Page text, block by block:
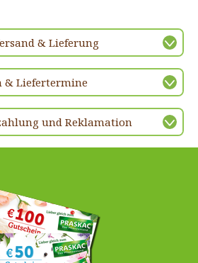
& Lieferung
& Liefertermine
und Reklamation